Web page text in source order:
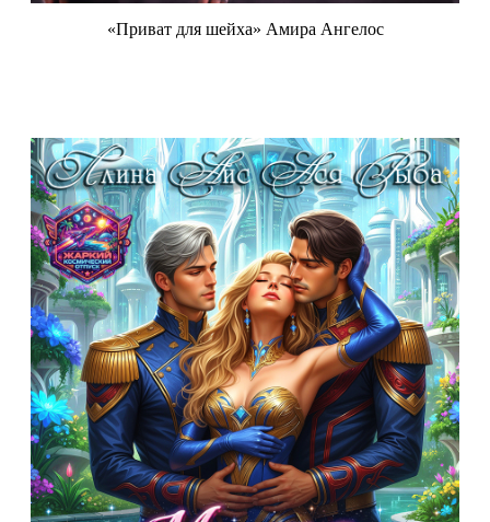
«Приват для шейха» Амира Ангелос